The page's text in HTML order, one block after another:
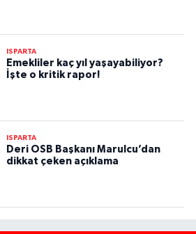
ISPARTA
Emekliler kaç yıl yaşayabiliyor?
İşte o kritik rapor!
ISPARTA
Deri OSB Başkanı Marulcu’dan
dikkat çeken açıklama